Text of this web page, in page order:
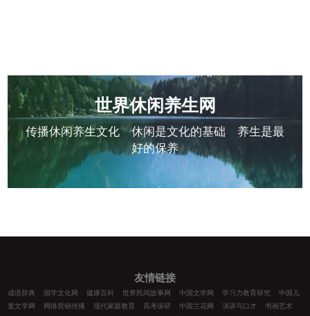
世界休闲养生网
传播休闲养生文化 休闲是文化的基础 养生是最
好的保养
友情链接
成语辞典 国学文化网 健康百科 世界民间故事网 中国文学网 学习力教育研究
中国儿
童文学网
网络营销传播 现代家庭教育 高考保研 中国兰花网 演讲与口才
书画艺术